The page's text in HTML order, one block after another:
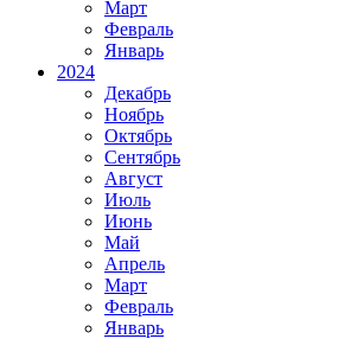
Март
Февраль
Январь
2024
Декабрь
Ноябрь
Октябрь
Сентябрь
Август
Июль
Июнь
Май
Апрель
Март
Февраль
Январь